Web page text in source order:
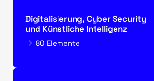
Digitalisierung, Cyber Security
und Künstliche Intelligenz
80 Elemente